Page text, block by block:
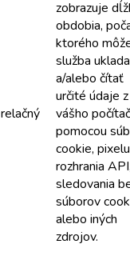
relačný
zobrazuje
obdobia,
ktorého
služba
a/alebo čítať
určité údaje z
vášho
pomocou
cookie,
rozhrania
sledovania
súborov
alebo iných
zdrojov.